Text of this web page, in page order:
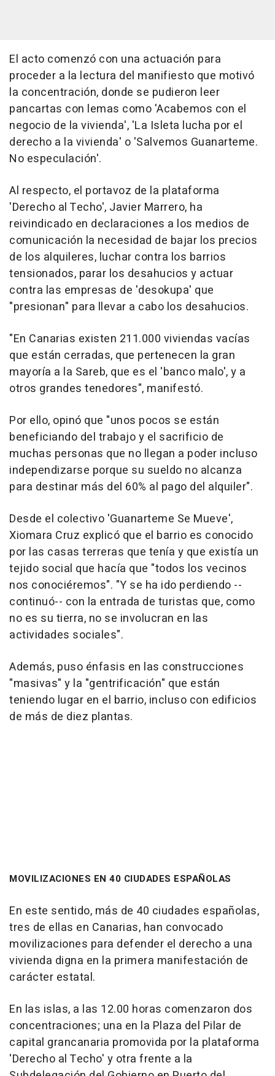
El acto comenzó con una actuación para
proceder a la lectura del manifiesto que motivó
la concentración, donde se pudieron leer
pancartas con lemas como 'Acabemos con el
negocio de la vivienda', 'La Isleta lucha por el
derecho a la vivienda' o 'Salvemos Guanarteme.
No especulación'.
Al respecto, el portavoz de la plataforma
'Derecho al Techo', Javier Marrero, ha
reivindicado en declaraciones a los medios de
comunicación la necesidad de bajar los precios
de los alquileres, luchar contra los barrios
tensionados, parar los desahucios y actuar
contra las empresas de 'desokupa' que
"presionan" para llevar a cabo los desahucios.
"En Canarias existen 211.000 viviendas vacías
que están cerradas, que pertenecen la gran
mayoría a la Sareb, que es el 'banco malo', y a
otros grandes tenedores", manifestó.
Por ello, opinó que "unos pocos se están
beneficiando del trabajo y el sacrificio de
muchas personas que no llegan a poder incluso
independizarse porque su sueldo no alcanza
para destinar más del 60% al pago del alquiler".
Desde el colectivo 'Guanarteme Se Mueve',
Xiomara Cruz explicó que el barrio es conocido
por las casas terreras que tenía y que existía un
tejido social que hacía que "todos los vecinos
nos conociéremos". "Y se ha ido perdiendo --
continuó-- con la entrada de turistas que, como
no es su tierra, no se involucran en las
actividades sociales".
Además, puso énfasis en las construcciones
"masivas" y la "gentrificación" que están
teniendo lugar en el barrio, incluso con edificios
de más de diez plantas.
MOVILIZACIONES EN 40 CIUDADES ESPAÑOLAS
En este sentido, más de 40 ciudades españolas,
tres de ellas en Canarias, han convocado
movilizaciones para defender el derecho a una
vivienda digna en la primera manifestación de
carácter estatal.
En las islas, a las 12.00 horas comenzaron dos
concentraciones; una en la Plaza del Pilar de
capital grancanaria promovida por la plataforma
'Derecho al Techo' y otra frente a la